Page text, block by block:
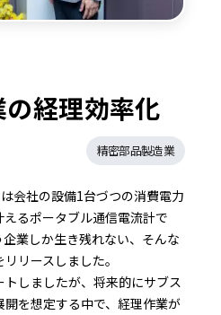
経理効率化
精密部品製造業
は会社の設備1台づつの消費電力
るポータブル通信電流計で
業しか生き残れない、そんな
リースしました。
しましたが、将来的にサブス
を想定する中で、経理作業が